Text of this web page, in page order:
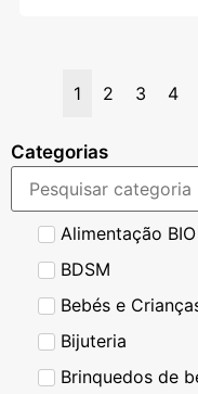
Categorias
Alimentação BIO
BDSM
Bebés e
Bijuteria
Brinquedos de
1 2 3 4